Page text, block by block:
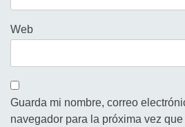
Web
Guarda mi nombre, correo
navegador para la próxima vez que